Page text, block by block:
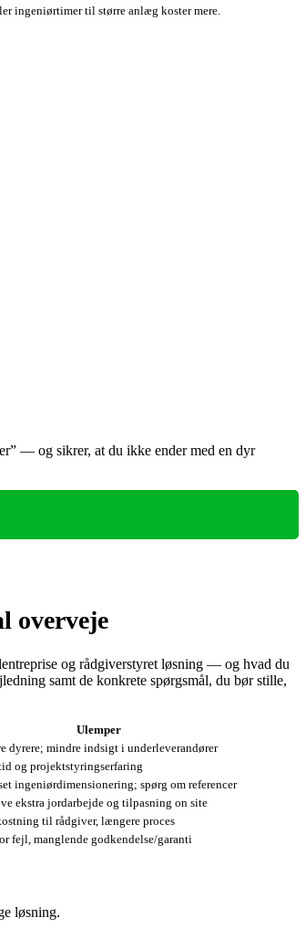
ingeniørtimer til større anlæg koster mere.
— og sikrer, at du ikke ender med en dyr
overveje
og rådgiverstyret løsning — og hvad du
samt de konkrete spørgsmål, du bør stille,
Ulemper
dyrere; mindre indsigt i underleverandører
og projektstyringserfaring
ingeniørdimensionering; spørg om referencer
ekstra jordarbejde og tilpasning on site
til rådgiver, længere proces
fejl, manglende godkendelse/garanti
løsning.